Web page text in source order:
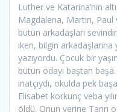
Luther ve Katarina’nın
Magdalena, Martin,
bütün arkadaşları
iken, bilgin arkadaşlarına
yazıyordu. Çocuk bir
bütün odayı baştan
inatçıydı, okulda pek
Elisabet korkunç veba
öldü. Onun yerine Tanrı